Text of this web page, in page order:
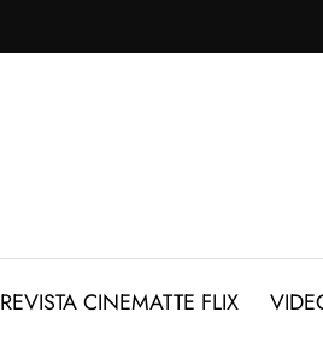
REVISTA CINEMATTE FLIX